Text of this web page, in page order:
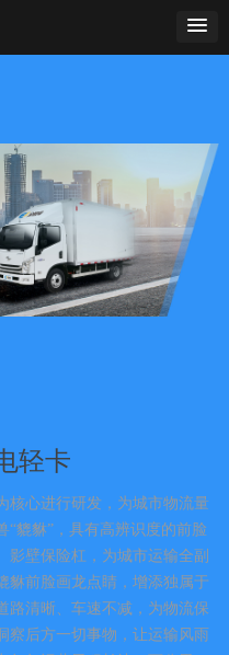
核心进行研发，为城市物流量
貔貅”，具有高辨识度的前脸
影壁保险杠，为城市运输全副
貅前脸画龙点睛，增添独属于
路清晰、车速不减，为物流保
察后方一切事物，让运输风雨
轻卡